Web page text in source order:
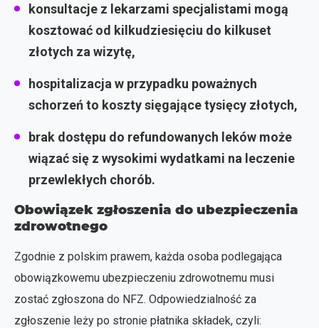
konsultacje z lekarzami specjalistami mogą
kosztować od kilkudziesięciu do kilkuset
złotych za wizytę,
hospitalizacja w przypadku poważnych
schorzeń to koszty sięgające tysięcy złotych,
brak dostępu do refundowanych leków może
wiązać się z wysokimi wydatkami na leczenie
przewlekłych chorób.
Obowiązek zgłoszenia do ubezpieczenia
zdrowotnego
Zgodnie z polskim prawem, każda osoba podlegająca
obowiązkowemu ubezpieczeniu zdrowotnemu musi
zostać zgłoszona do NFZ. Odpowiedzialność za
zgłoszenie leży po stronie płatnika składek, czyli: